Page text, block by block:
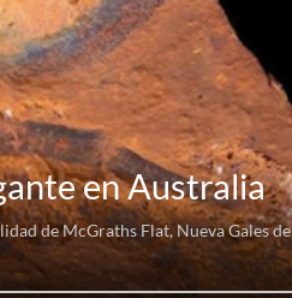
en Australia
de McGraths Flat, Nueva Gales de